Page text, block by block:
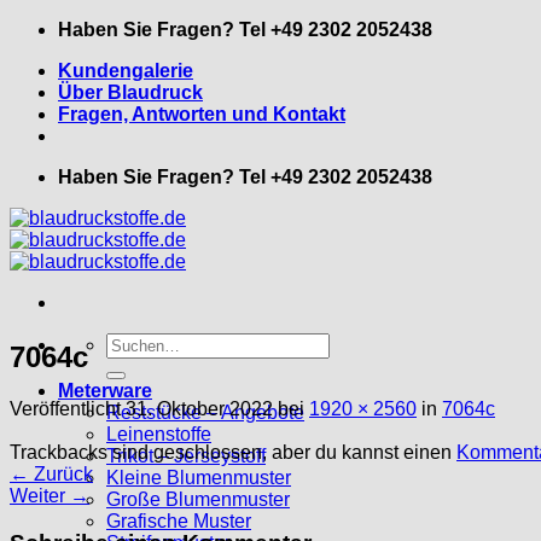
Zum
springen
Haben Sie Fragen? Tel +49 2302 2052438
Kundengalerie
Über Blaudruck
Fragen, Antworten und Kontakt
Haben Sie Fragen? Tel +49 2302 2052438
Suche
nach:
Meterware
Reststücke – Angebote
Leinenstoffe
Trikot – Jerseystoff
Kleine Blumenmuster
Große Blumenmuster
Grafische Muster
7064c
Veröffentlicht31. Oktober 2022bei 1920 × 2560 in 7064c
Trackbacks sind geschlossen, aber du kannst einen
← Zurück
Weiter →